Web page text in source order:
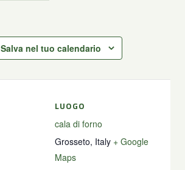
Salva nel tuo calendario
LUOGO
cala di forno
Grosseto, Italy + Google
Maps